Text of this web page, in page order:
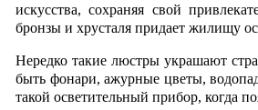
искусства, сохраняя свой
бронзы и хрусталя придает жилищу
Нередко такие люстры украшают
быть фонари, ажурные цветы,
такой осветительный прибор, когда